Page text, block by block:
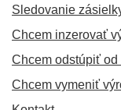
Sledovanie
Chcem inzerovať
Chcem odstúpiť od
Chcem vymeniť